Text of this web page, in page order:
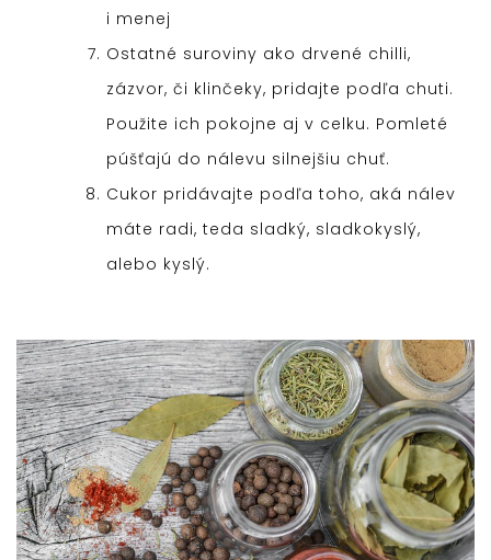
i menej
Ostatné suroviny ako drvené chilli,
zázvor, či klinčeky, pridajte podľa chuti.
Použite ich pokojne aj v celku. Pomleté
púšťajú do nálevu silnejšiu chuť.
Cukor pridávajte podľa toho, aká nálev
máte radi, teda sladký, sladkokyslý,
alebo kyslý.